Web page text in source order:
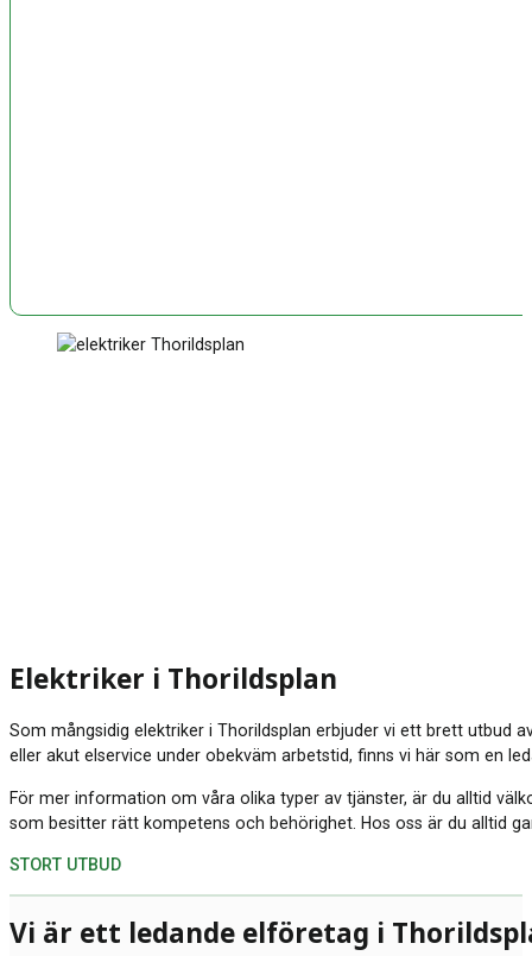
Elektriker i Thorildsplan
Som mångsidig elektriker i Thorildsplan erbjuder vi ett brett utbud
eller akut elservice under obekväm arbetstid, finns vi här som en
För mer information om våra olika typer av tjänster, är du alltid
som besitter rätt kompetens och behörighet. Hos oss är du alltid
STORT UTBUD
Vi är ett ledande elföretag i